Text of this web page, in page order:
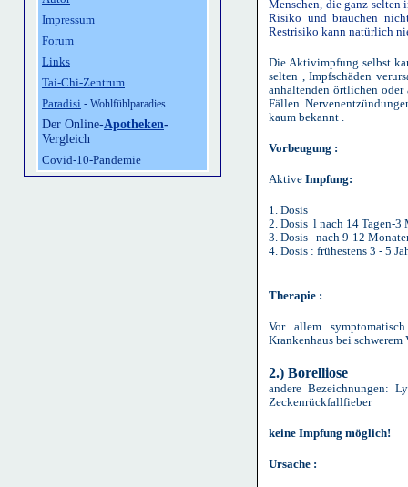
Impressum
Forum
Links
Tai-Chi-Zentrum
Paradisi - Wohlfühlparadies
Der Online-Apotheken-
Vergleich
Covid-10-Pandemie
Menschen, die ganz selten
Risiko und brauchen
Restrisiko kann natürlich
Die Aktivimpfung selbst
selten , Impfschäden
anhaltenden örtlichen oder
Fällen
kaum bekannt .
Vorbeugung :
AktiveImpfung:
1. Dosis
2. Dosis l nach 14 Tagen-3
3. Dosis nach 9-12
4. Dosis : frühestens 3 - 5
Therapie :
Vor allem
Krankenhaus bei
2.) Borelliose
andere Bezeichnungen:
Zeckenrückfallfieber
keine Impfung möglich!
Ursache :